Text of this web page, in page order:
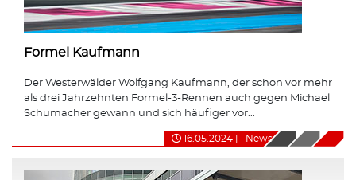
Formel Kaufmann
Der Westerwälder Wolfgang Kaufmann, der schon vor mehr
als drei Jahrzehnten Formel-3-Rennen auch gegen Michael
Schumacher gewann und sich häufiger vor...
16.05.2024 News